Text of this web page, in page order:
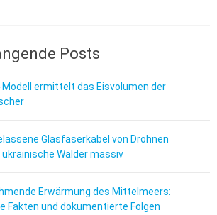
Posts
Modell ermittelt das Eisvolumen der
Glasfaserkabel von Drohnen
Wälder massiv
Erwärmung des Mittelmeers:
Fakten und dokumentierte Folgen